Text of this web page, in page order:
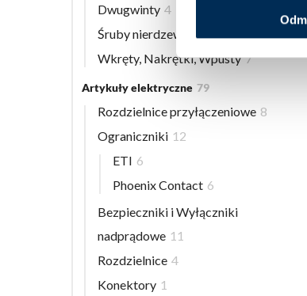
Dwugwinty 4
Śruby nierdzewne
Wkręty, Nakrętki, Wpusty 7
Artykuły elektryczne 79
Rozdzielnice przyłączeniowe 8
Ograniczniki 12
ETI 6
Phoenix Contact 6
Bezpieczniki i Wyłączniki
nadprądowe 11
Rozdzielnice 4
Konektory 1